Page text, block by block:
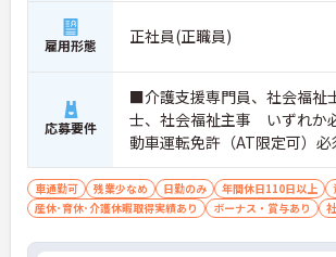
雇用形態 正社員(正職員)
応募要件
■介護支援専門員、社会福祉
士、社会福祉主事 いずれか
動車運転免許（AT限定可）
員としての実務経験 必須 ■
ル等の入力ができる程度
車通勤可 残業少なめ 日勤のみ 年間休日110日以上
産休･育休･介護休暇取得実績あり
ボーナス・賞与あり